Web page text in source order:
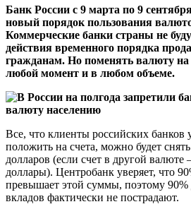
Банк России с 9 марта по 9
новый порядок пользования
Коммерческие банки страны не
действия временного порядка
гражданам. Но поменять валюту на
любой момент и в любом объеме.
Все, что клиенты российских банков
положить на счета, можно будет
долларов (если счет в другой валюте
доллары). Центробанк уверяет, что
превышает этой суммы, поэтому
вкладов фактически не пострадают.